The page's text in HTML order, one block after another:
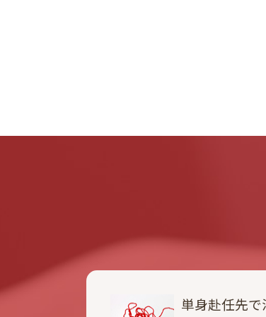
単身赴任先